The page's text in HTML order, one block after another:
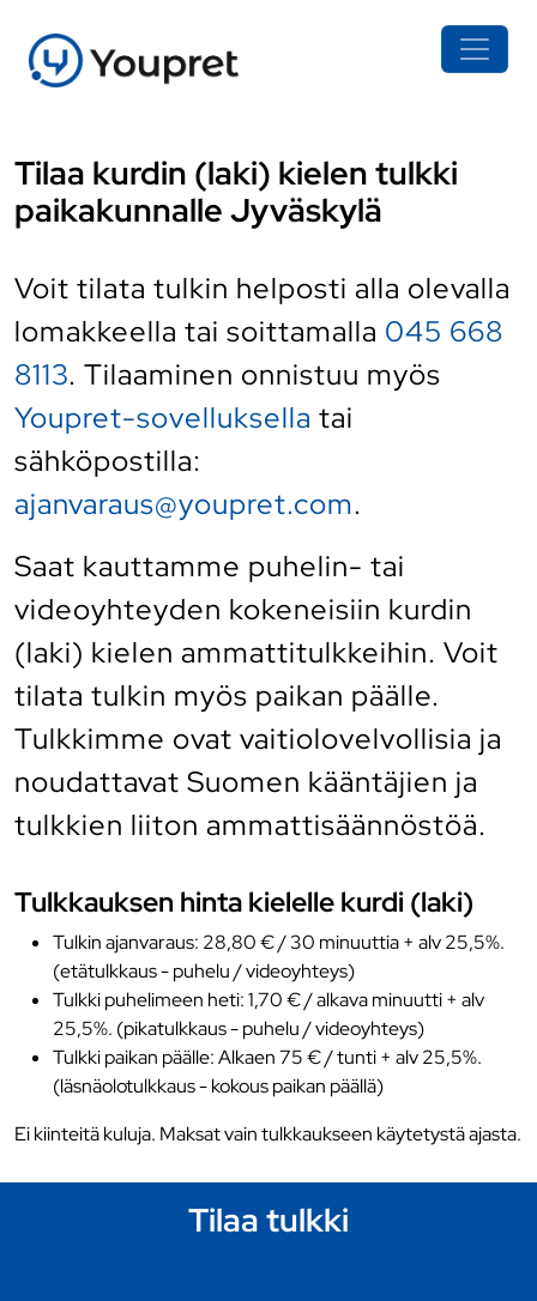
Tilaa kurdin (laki) kielen tulkki
paikakunnalle Jyväskylä
Voit tilata tulkin helposti alla olevalla
lomakkeella tai soittamalla 045 668
8113. Tilaaminen onnistuu myös
Youpret-sovelluksella tai
sähköpostilla:
ajanvaraus@youpret.com.
Saat kauttamme puhelin- tai
videoyhteyden kokeneisiin kurdin
(laki) kielen ammattitulkkeihin. Voit
tilata tulkin myös paikan päälle.
Tulkkimme ovat vaitiolovelvollisia ja
noudattavat Suomen kääntäjien ja
tulkkien liiton ammattisäännöstöä.
Tulkkauksen hinta kielelle kurdi (laki)
Tulkin ajanvaraus: 28,80 € / 30 minuuttia + alv 25,5%.
(etätulkkaus - puhelu / videoyhteys)
Tulkki puhelimeen heti: 1,70 € / alkava minuutti + alv
25,5%. (pikatulkkaus - puhelu / videoyhteys)
Tulkki paikan päälle: Alkaen 75 € / tunti + alv 25,5%.
(läsnäolotulkkaus - kokous paikan päällä)
Ei kiinteitä kuluja. Maksat vain tulkkaukseen käytetystä ajasta.
Tilaa tulkki